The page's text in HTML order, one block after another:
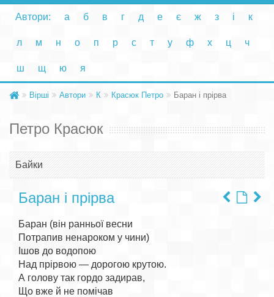
Автори: а б в г д е є ж з і к
л м н о п р с т у ф х ц ч
ш щ ю я
Вірші Автори К Красюк Петро Баран і прірва
Петро Красюк
Байки
Баран і прірва
Баран (він ранньої весни
Потрапив ненароком у чини)
Ішов до водопою
Над прірвою — дорогою крутою.
А голову так гордо задирав,
Що вже й не помічав